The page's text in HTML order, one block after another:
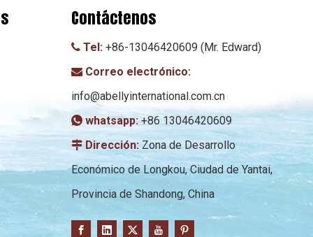
Contáctenos
 Tel: +86-13046420609 (Mr. Edward)
 Correo electrónico:
info@abellyinternational.com.cn
 whatsapp:+86 13046420609
 Dirección: Zona de Desarrollo
Económico de Longkou, Ciudad de Yantai,
Provincia de Shandong, China